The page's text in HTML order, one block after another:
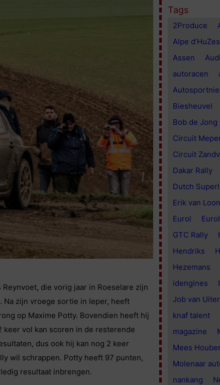
die vorig jaar in Roeselare zijn
zijn vroege sortie in Ieper, heeft
op Maxime Potty. Bovendien heeft hij
vol kan scoren in de resterende
dus ook hij kan nog 2 keer
wil schrappen. Potty heeft 97 punten,
resultaat inbrengen.
Tags
2Produce
Alpe d’HuZes
Assen
Audi
autoracen
Biesheuvel
Bob de Jong
Circuit
Circuit
Dakar Rally
Dutch
Erik van Loon
Eurol
GTC Rally
Hendriks
Hezemans
idengines
Job van
knaf talent
magazine
Mees
Molenaar
nankang